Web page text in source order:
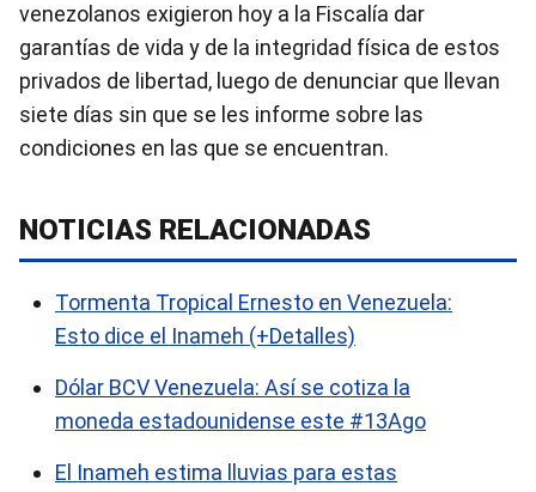
venezolanos exigieron hoy a la Fiscalía dar
garantías de vida y de la integridad física de estos
privados de libertad, luego de denunciar que llevan
siete días sin que se les informe sobre las
condiciones en las que se encuentran.
NOTICIAS RELACIONADAS
Tormenta Tropical Ernesto en Venezuela:
Esto dice el Inameh (+Detalles)
Dólar BCV Venezuela: Así se cotiza la
moneda estadounidense este #13Ago
El Inameh estima lluvias para estas